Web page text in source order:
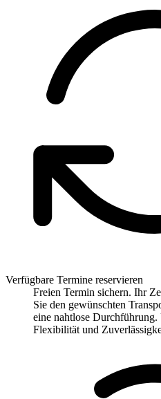
Verfügbare Termine reservieren
Freien Termin sichern. Ihr
Sie den gewünschten
eine nahtlose Durchführung.
Flexibilität und